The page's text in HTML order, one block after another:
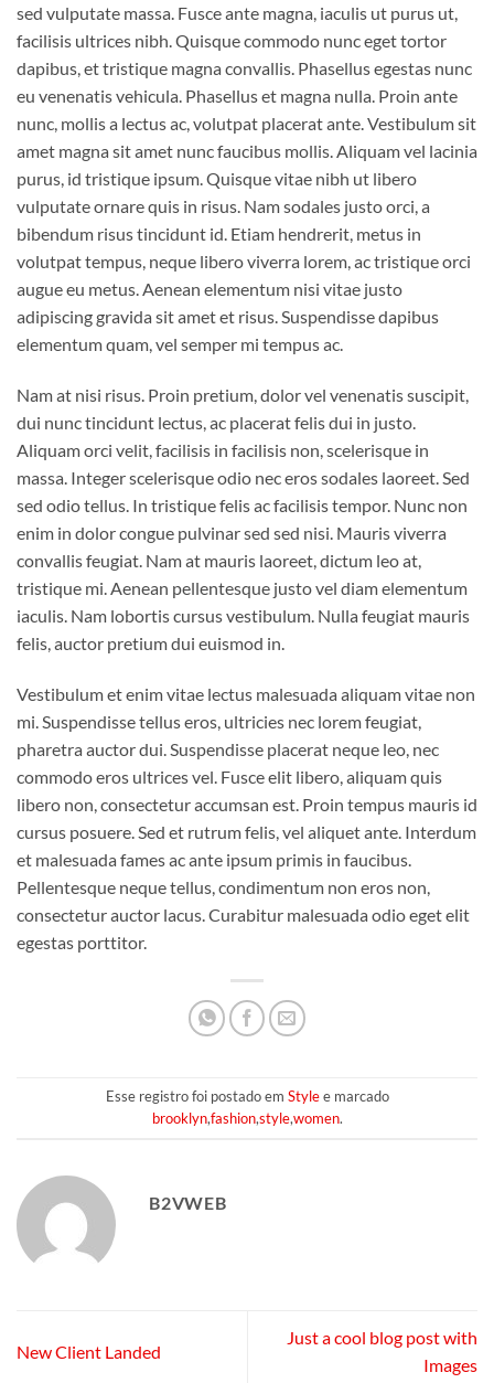
sed vulputate massa. Fusce ante magna, iaculis ut purus ut,
facilisis ultrices nibh. Quisque commodo nunc eget tortor
dapibus, et tristique magna convallis. Phasellus egestas nunc
eu venenatis vehicula. Phasellus et magna nulla. Proin ante
nunc, mollis a lectus ac, volutpat placerat ante. Vestibulum sit
amet magna sit amet nunc faucibus mollis. Aliquam vel lacinia
purus, id tristique ipsum. Quisque vitae nibh ut libero
vulputate ornare quis in risus. Nam sodales justo orci, a
bibendum risus tincidunt id. Etiam hendrerit, metus in
volutpat tempus, neque libero viverra lorem, ac tristique orci
augue eu metus. Aenean elementum nisi vitae justo
adipiscing gravida sit amet et risus. Suspendisse dapibus
elementum quam, vel semper mi tempus ac.
Nam at nisi risus. Proin pretium, dolor vel venenatis suscipit,
dui nunc tincidunt lectus, ac placerat felis dui in justo.
Aliquam orci velit, facilisis in facilisis non, scelerisque in
massa. Integer scelerisque odio nec eros sodales laoreet. Sed
sed odio tellus. In tristique felis ac facilisis tempor. Nunc non
enim in dolor congue pulvinar sed sed nisi. Mauris viverra
convallis feugiat. Nam at mauris laoreet, dictum leo at,
tristique mi. Aenean pellentesque justo vel diam elementum
iaculis. Nam lobortis cursus vestibulum. Nulla feugiat mauris
felis, auctor pretium dui euismod in.
Vestibulum et enim vitae lectus malesuada aliquam vitae non
mi. Suspendisse tellus eros, ultricies nec lorem feugiat,
pharetra auctor dui. Suspendisse placerat neque leo, nec
commodo eros ultrices vel. Fusce elit libero, aliquam quis
libero non, consectetur accumsan est. Proin tempus mauris id
cursus posuere. Sed et rutrum felis, vel aliquet ante. Interdum
et malesuada fames ac ante ipsum primis in faucibus.
Pellentesque neque tellus, condimentum non eros non,
consectetur auctor lacus. Curabitur malesuada odio eget elit
egestas porttitor.
Esse registro foi postado em Stylee marcado
brooklyn,fashion,style,women.
B2VWEB
New Client Landed
Just a cool blog post with
Images